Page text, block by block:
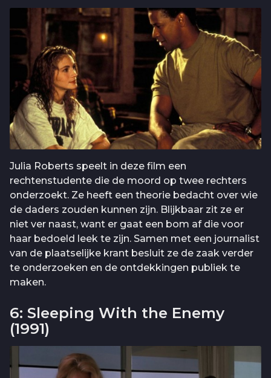
Julia Roberts speelt in deze film een
rechtenstudente die de moord op twee rechters
onderzoekt. Ze heeft een theorie bedacht over wie
de daders zouden kunnen zijn. Blijkbaar zit ze er
niet ver naast, want er gaat een bom af die voor
haar bedoeld leek te zijn. Samen met een journalist
van de plaatselijke krant besluit ze de zaak verder
te onderzoeken en de ontdekkingen publiek te
maken.
6: Sleeping With the Enemy
(1991)